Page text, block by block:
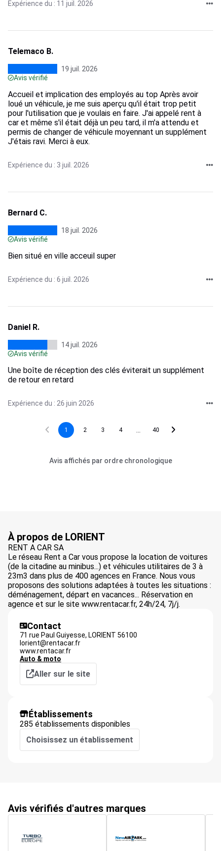
Expérience du : 11 juil. 2026
Telemaco B.
19 juil. 2026
Avis vérifié
Accueil et implication des employés au top Après avoir
loué un véhicule, je me suis aperçu qu'il était trop petit
pour l'utilisation que je voulais en faire. J'ai appelé rent à
car et même s'il était déjà un peu tard, il m'a attendu et
permis de changer de véhicule moyennant un supplément
J'étais ravi. Merci à eux.
Expérience du : 3 juil. 2026
Bernard C.
18 juil. 2026
Avis vérifié
Bien situé en ville acceuil super
Expérience du : 6 juil. 2026
Daniel R.
14 juil. 2026
Avis vérifié
Une boîte de réception des clés éviterait un supplément
de retour en retard
Expérience du : 26 juin 2026
1 2 3 4 40
Avis affichés par ordre chronologique
À propos de LORIENT
RENT A CAR SA
Le réseau Rent a Car vous propose la location de voitures
(de la citadine au minibus...) et véhicules utilitaires de 3 à
23m3 dans plus de 400 agences en France. Nous vous
proposons des solutions adaptées à toutes les situations :
déménagement, départ en vacances... Réservation en
agence et sur le site www.rentacar.fr, 24h/24, 7j/j.
Contact
71 rue Paul Guiyesse, LORIENT 56100
lorient@rentacar.fr
www.rentacar.fr
Auto & moto
Aller sur le site
Établissements
285 établissements disponibles
Choisissez un établissement
Avis vérifiés d'autres marques